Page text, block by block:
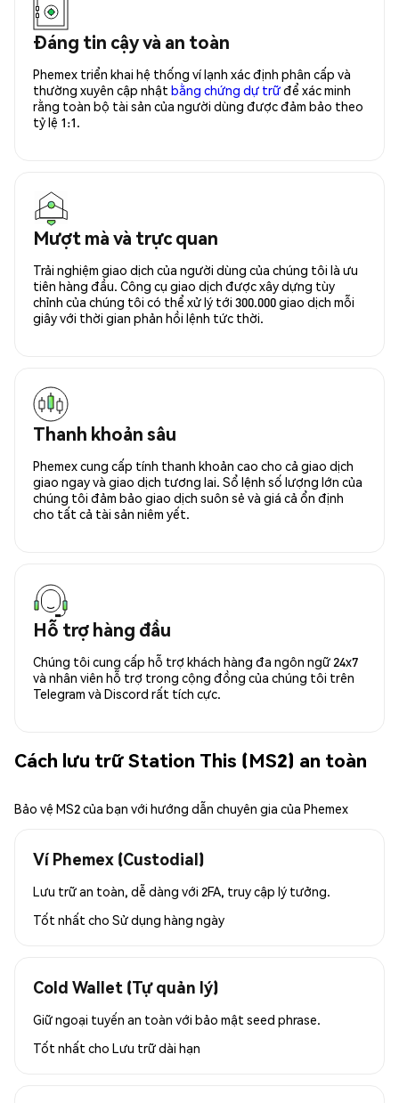
Đáng tin cậy và an toàn
Phemex triển khai hệ thống ví lạnh xác định phân cấp và
thường xuyên cập nhật bằng chứng dự trữđể xác minh
rằng toàn bộ tài sản của người dùng được đảm bảo theo
tỷ lệ 1:1.
Mượt mà và trực quan
Trải nghiệm giao dịch của người dùng của chúng tôi là ưu
tiên hàng đầu. Công cụ giao dịch được xây dựng tùy
chỉnh của chúng tôi có thể xử lý tới 300.000 giao dịch mỗi
giây với thời gian phản hồi lệnh tức thời.
Thanh khoản sâu
Phemex cung cấp tính thanh khoản cao cho cả giao dịch
giao ngay và giao dịch tương lai. Sổ lệnh số lượng lớn của
chúng tôi đảm bảo giao dịch suôn sẻ và giá cả ổn định
cho tất cả tài sản niêm yết.
Hỗ trợ hàng đầu
Chúng tôi cung cấp hỗ trợ khách hàng đa ngôn ngữ 24x7
và nhân viên hỗ trợ trong cộng đồng của chúng tôi trên
Telegram và Discord rất tích cực.
Cách lưu trữ Station This (MS2) an toàn
Bảo vệ MS2 của bạn với hướng dẫn chuyên gia của Phemex
Ví Phemex (Custodial)
Lưu trữ an toàn, dễ dàng với 2FA, truy cập lý tưởng.
Tốt nhất cho Sử dụng hàng ngày
Cold Wallet (Tự quản lý)
Giữ ngoại tuyến an toàn với bảo mật seed phrase.
Tốt nhất cho Lưu trữ dài hạn